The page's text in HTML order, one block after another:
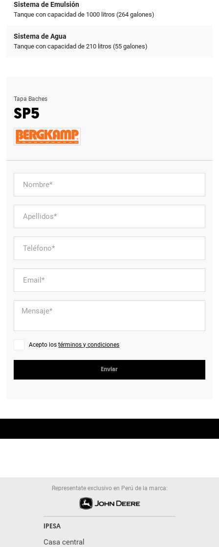
Sistema de Emulsión
Tanque con capacidad de 1000 litros (264 galones)
Sistema de Agua
Tanque con capacidad de 210 litros (55 galones)
Tapa Baches
SP5
Acepto lostérminos y condiciones
Enviar
Representate exclusivo en Perú de la marca:
IPESA
Casa central